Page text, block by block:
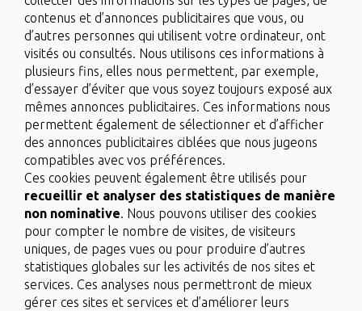
contenus et d’annonces publicitaires que vous, ou
d’autres personnes qui utilisent votre ordinateur, ont
visités ou consultés. Nous utilisons ces informations à
plusieurs fins, elles nous permettent, par exemple,
d’essayer d’éviter que vous soyez toujours exposé aux
mêmes annonces publicitaires. Ces informations nous
permettent également de sélectionner et d’afficher
des annonces publicitaires ciblées que nous jugeons
compatibles avec vos préférences.
Ces cookies peuvent également être utilisés pour
recueillir et analyser des statistiques de manière
non nominative. Nous pouvons utiliser des cookies
pour compter le nombre de visites, de visiteurs
uniques, de pages vues ou pour produire d’autres
statistiques globales sur les activités de nos sites et
services. Ces analyses nous permettront de mieux
gérer ces sites et services et d’améliorer leurs